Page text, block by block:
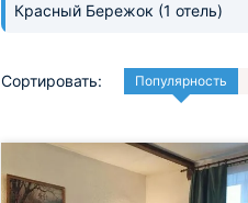
Красный Бережок (1 отель)
Сортировать: Популярность